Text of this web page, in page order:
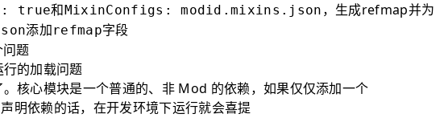
true和 MixinConfigs: modid.mixins.json ，生成refmap并为
添加refmap字段
题
的加载问题
核心模块是一个普通的、非 Mod 的依赖，如果仅仅添加一个
声明依赖的话，在开发环境下运行就会喜提